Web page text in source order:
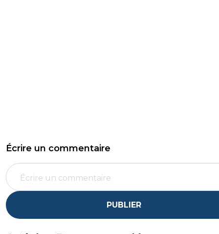
Écrire un commentaire
PUBLIER